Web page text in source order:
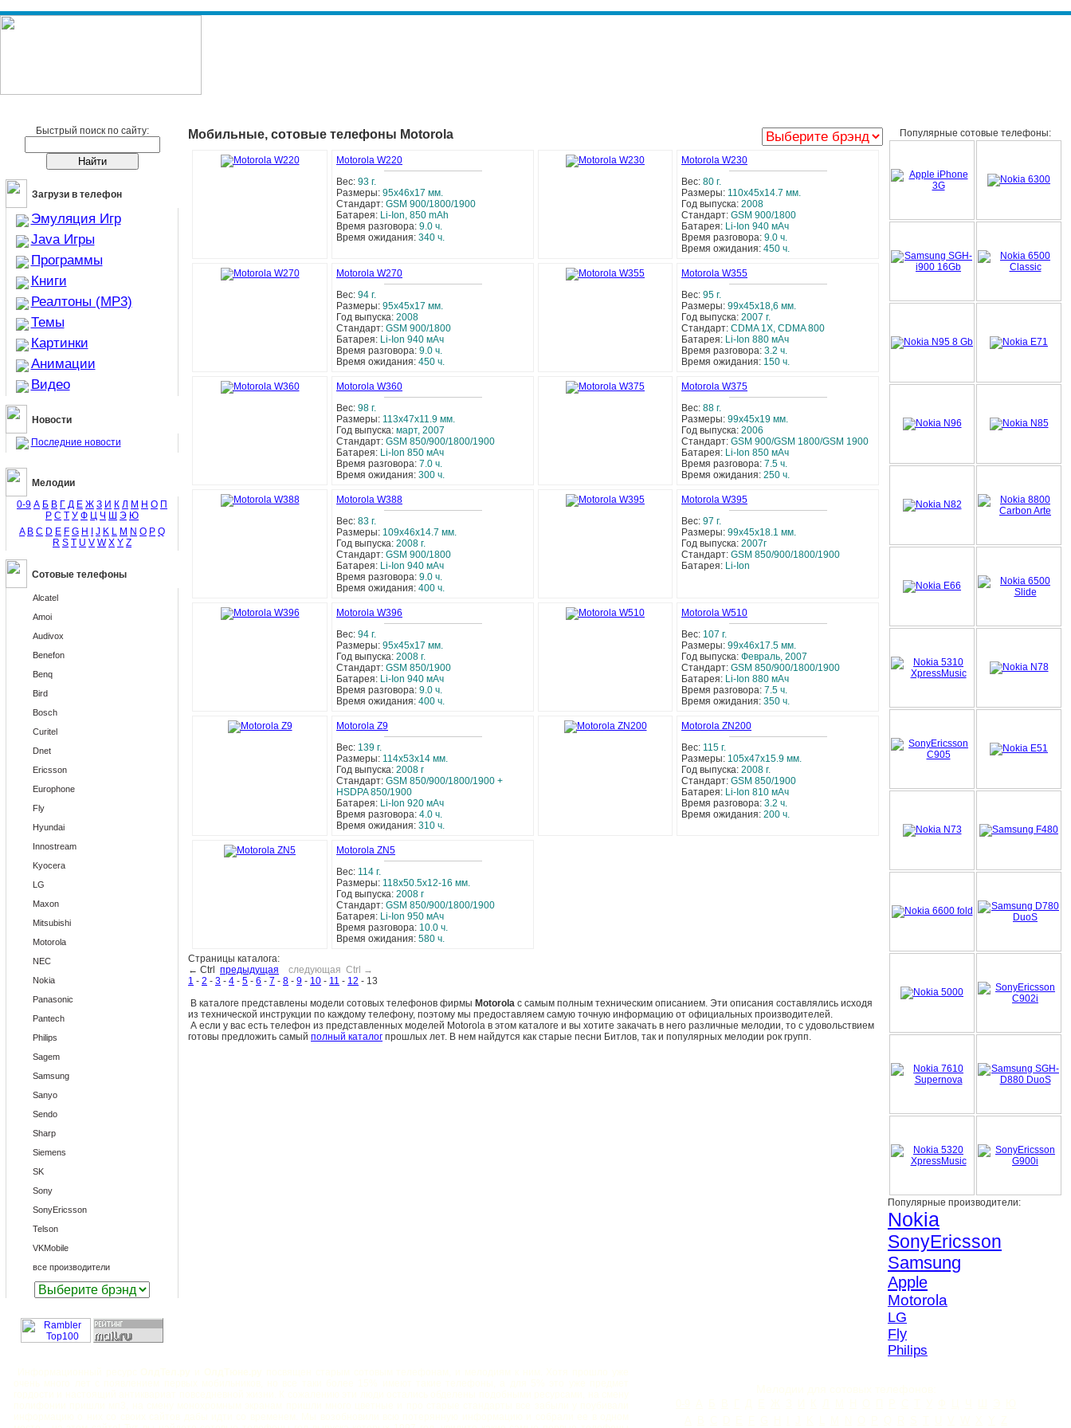
Быстрый поиск по сайту:
Загрузи в телефон
Эмуляция Игр
Java Игры
Программы
Книги
Реалтоны (MP3)
Темы
Картинки
Анимации
Видео
Новости
Последние новости
Мелодии
0-9 А Б В Г Д Е Ж З И К Л М Н О П
Р С Т У Ф Ц Ч Ш Э Ю
A B C D E F G H J K L M N O P Q
R S T U V W X Y Z
Сотовые телефоны
Alcatel
Amoi
Audivox
Benefon
Benq
Bird
Bosch
Curitel
Dnet
Ericsson
Europhone
Fly
Hyundai
Innostream
Kyocera
LG
Maxon
Mitsubishi
Motorola
NEC
Nokia
Panasonic
Pantech
Philips
Sagem
Samsung
Sanyo
Sendo
Sharp
Siemens
SK
Sony
SonyEricsson
Telson
VKMobile
все производители
Мобильные, сотовые телефоны Motorola
Motorola W220
Вес: 93 г.
Размеры: 95x46x17 мм.
Стандарт: GSM 900/1800/1900
Батарея: Li-Ion, 850 mAh
Время разговора: 9.0 ч.
Время ожидания: 340 ч.
Motorola W230
Вес: 80 г.
Размеры: 110x45x14.7 мм.
Год выпуска: 2008
Стандарт: GSM 900/1800
Батарея: Li-Ion 940 мАч
Время разговора: 9.0 ч.
Время ожидания: 450 ч.
Motorola W270
Вес: 94 г.
Размеры: 95x45x17 мм.
Год выпуска: 2008
Стандарт: GSM 900/1800
Батарея: Li-Ion 940 мАч
Время разговора: 9.0 ч.
Время ожидания: 450 ч.
Motorola W355
Вес: 95 г.
Размеры: 99x45x18,6 мм.
Год выпуска: 2007 г.
Стандарт: CDMA 1Х, CDMA 800
Батарея: Li-Ion 880 мАч
Время разговора: 3.2 ч.
Время ожидания: 150 ч.
Motorola W360
Вес: 98 г.
Размеры: 113x47x11.9 мм.
Год выпуска: март, 2007
Стандарт: GSM 850/900/1800/1900
Батарея: Li-Ion 850 мАч
Время разговора: 7.0 ч.
Время ожидания: 300 ч.
Motorola W375
Вес: 88 г.
Размеры: 99x45x19 мм.
Год выпуска: 2006
Стандарт: GSM 900/GSM 1800/GSM 1900
Батарея: Li-Ion 850 мАч
Время разговора: 7.5 ч.
Время ожидания: 250 ч.
Motorola W388
Вес: 83 г.
Размеры: 109x46x14.7 мм.
Год выпуска: 2008 г.
Стандарт: GSM 900/1800
Батарея: Li-Ion 940 мАч
Время разговора: 9.0 ч.
Время ожидания: 400 ч.
Motorola W395
Вес: 97 г.
Размеры: 99x45x18.1 мм.
Год выпуска: 2007г
Стандарт: GSM 850/900/1800/1900
Батарея: Li-Ion
Motorola W396
Вес: 94 г.
Размеры: 95x45x17 мм.
Год выпуска: 2008 г.
Стандарт: GSM 850/1900
Батарея: Li-Ion 940 мАч
Время разговора: 9.0 ч.
Время ожидания: 400 ч.
Motorola W510
Вес: 107 г.
Размеры: 99x46x17.5 мм.
Год выпуска: Февраль, 2007
Стандарт: GSM 850/900/1800/1900
Батарея: Li-Ion 880 мАч
Время разговора: 7.5 ч.
Время ожидания: 350 ч.
Motorola Z9
Вес: 139 г.
Размеры: 114x53x14 мм.
Год выпуска: 2008 г
Стандарт: GSM 850/900/1800/1900 +
HSDPA 850/1900
Батарея: Li-Ion 920 мАч
Время разговора: 4.0 ч.
Время ожидания: 310 ч.
Motorola ZN200
Вес: 115 г.
Размеры: 105x47x15.9 мм.
Год выпуска: 2008 г.
Стандарт: GSM 850/1900
Батарея: Li-Ion 810 мАч
Время разговора: 3.2 ч.
Время ожидания: 200 ч.
Motorola ZN5
Вес: 114 г.
Размеры: 118x50.5x12-16 мм.
Год выпуска: 2008 г
Стандарт: GSM 850/900/1800/1900
Батарея: Li-Ion 950 мАч
Время разговора: 10.0 ч.
Время ожидания: 580 ч.
Страницы каталога:
← Ctrl предыдущая
следующая Ctrl →
1 - 2 - 3 - 4 - 5 - 6 - 7 - 8 - 9 - 10 - 11 - 12 - 13
В каталоге представлены модели сотовых телефонов фирмы Motorola с самым полным техническим описанием. Эти описания составлялись исходя
из технической инструкции по каждому телефону, поэтому мы предоставляем самую точную информацию от официальных производителей.
А если у вас есть телефон из представленных моделей Motorola в этом каталоге и вы хотите закачать в него различные мелодии, то с удовольствием
готовы предложить самый полный каталог прошлых лет. В нем найдутся как старые песни Битлов, так и популярных мелодии рок групп.
Популярные сотовые телефоны:
Популярные производители:
Nokia
SonyEricsson
Samsung
Apple
Motorola
LG
Fly
Philips